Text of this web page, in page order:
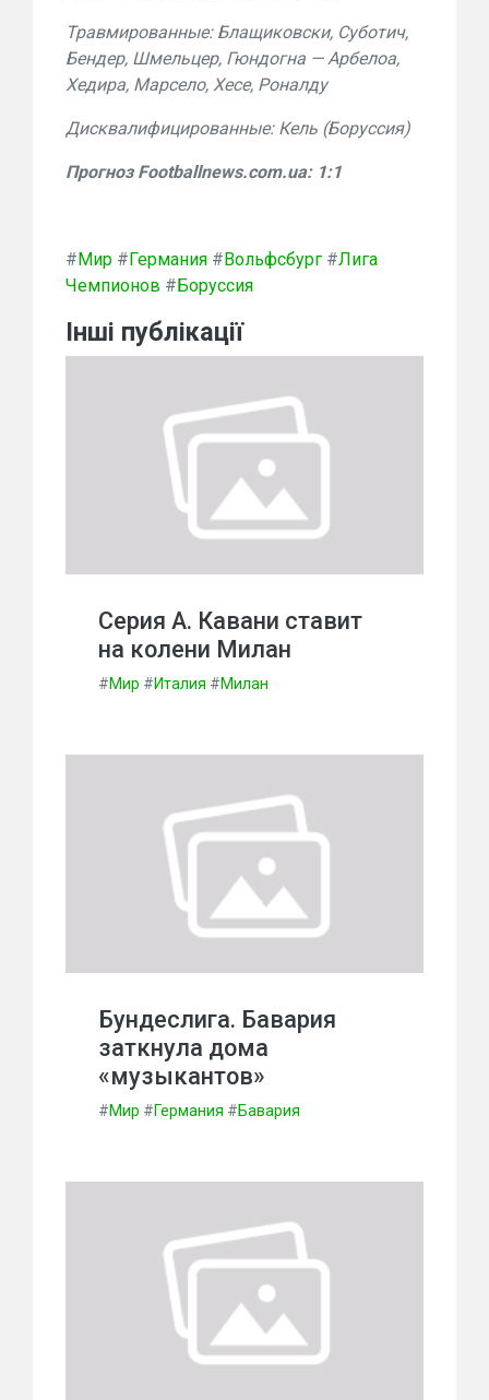
Травмированные: Блащиковски, Суботич,
Бендер, Шмельцер, Гюндогна — Арбелоа,
Хедира, Марсело, Хесе, Роналду
Дисквалифицированные: Кель (Боруссия)
Прогноз Footballnews.com.ua: 1:1
#Мир #Германия #Вольфсбург #Лига
Чемпионов #Боруссия
Інші публікації
Серия А. Кавани ставит
на колени Милан
#Мир #Италия #Милан
Бундеслига. Бавария
заткнула дома
«музыкантов»
#Мир #Германия #Бавария